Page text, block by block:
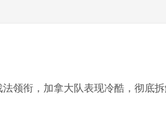
领衔，加拿大队表现冷酷，彻底